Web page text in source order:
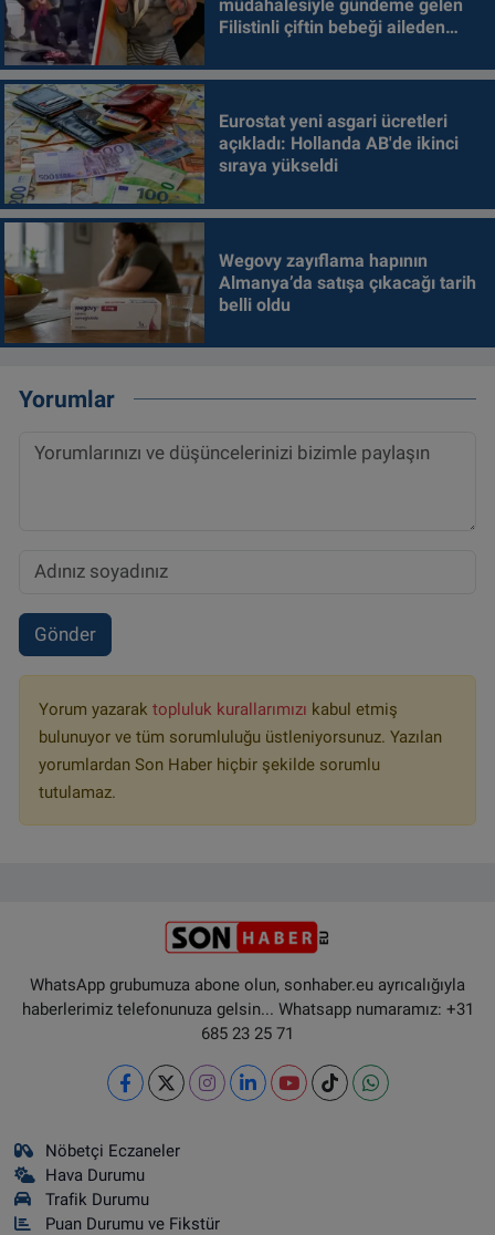
müdahalesiyle gündeme gelen
Filistinli çiftin bebeği aileden
Eurostat yeni asgari ücretleri
açıkladı: Hollanda AB'de ikinci
sıraya yükseldi
Wegovy zayıflama hapının
Almanya’da satışa çıkacağı tarih
belli oldu
Yorumlar
Gönder
Yorum yazarak topluluk kurallarımızı kabul etmiş
bulunuyor ve tüm sorumluluğu üstleniyorsunuz. Yazılan
yorumlardan Son Haber hiçbir şekilde sorumlu
tutulamaz.
WhatsApp grubumuza abone olun, sonhaber.eu ayrıcalığıyla
haberlerimiz telefonunuza gelsin... Whatsapp numaramız: +31
685 23 25 71
Nöbetçi Eczaneler
Hava Durumu
Trafik Durumu
Puan Durumu ve Fikstür